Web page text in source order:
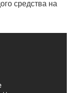
средства на